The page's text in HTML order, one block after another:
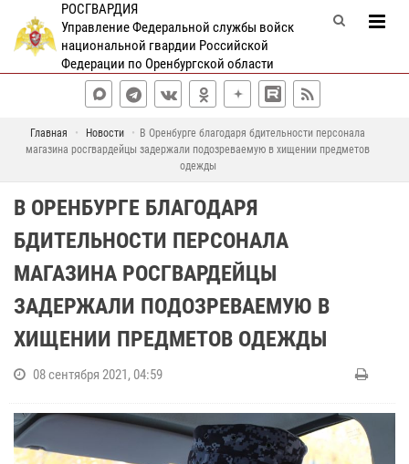
РОСГВАРДИЯ
Управление Федеральной службы войск
национальной гвардии Российской
Федерации по Оренбургской области
Главная Новости
В Оренбурге благодаря бдительности персонала
магазина росгвардейцы задержали подозреваемую в хищении предметов
одежды
В ОРЕНБУРГЕ БЛАГОДАРЯ
БДИТЕЛЬНОСТИ ПЕРСОНАЛА
МАГАЗИНА РОСГВАРДЕЙЦЫ
ЗАДЕРЖАЛИ ПОДОЗРЕВАЕМУЮ В
ХИЩЕНИИ ПРЕДМЕТОВ ОДЕЖДЫ
08 сентября 2021, 04:59